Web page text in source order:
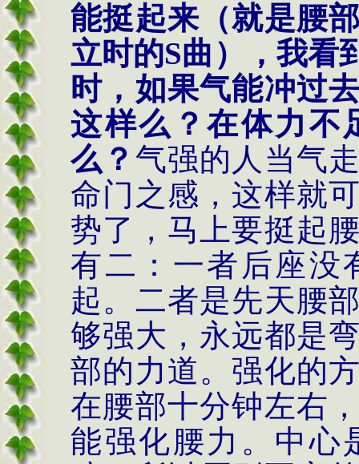
能挺起来（就是腰
立时的S曲），我看
时，如果气能冲过
这样么？在体力不
么？ 气强的人当气
命门之感，这样就
势了，马上要挺起
有二：一者后座没
起。二者是先天腰
够强大，永远都是
部的力道。强化的
在腰部十分钟左右
能强化腰力。中心